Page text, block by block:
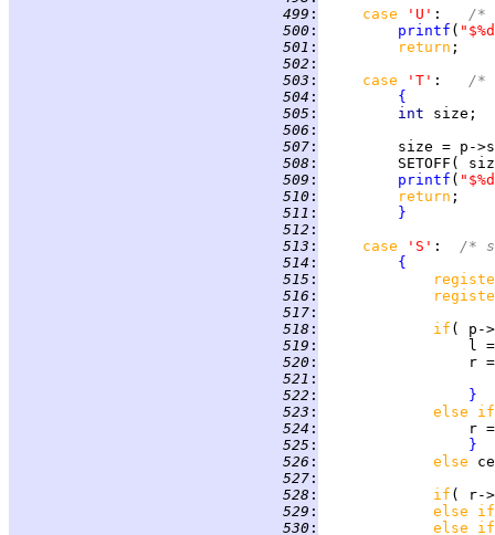
499 : case 'U' :
/*
500 : printf (
501 : return
502 :
503 : case 'T' :
/*
504 :
{
505 : int
506 :
507 :
508 :
SETOFF(
509 : printf (
510 : return
511 :
}
512 :
513 : case 'S' :
/*
514 :
{
515 :
516 :
517 :
518 : if ( p-
519 :
520 :
521 :
522 :
}
523 :
else if
524 :
525 :
}
526 : else
527 :
528 :
if
529 :
else if
530 :
else if